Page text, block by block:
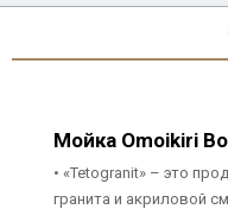
Мойка Omoikiri
• «Tetogranit» – это
гранита и акриловой